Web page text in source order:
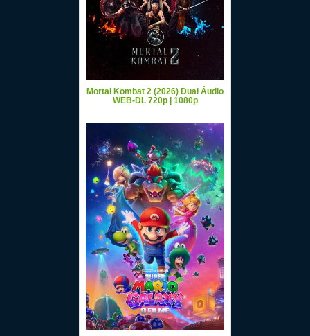
Mortal Kombat 2 (2026) Dual Áudio
WEB-DL 720p | 1080p